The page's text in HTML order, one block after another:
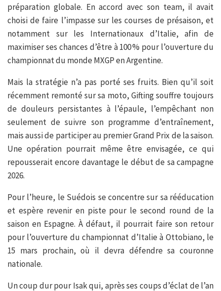
préparation globale. En accord avec son team, il avait
choisi de faire l’impasse sur les courses de présaison, et
notamment sur les Internationaux d’Italie, afin de
maximiser ses chances d’être à 100 % pour l’ouverture du
championnat du monde MXGP en Argentine.
Mais la stratégie n’a pas porté ses fruits. Bien qu’il soit
récemment remonté sur sa moto, Gifting souffre toujours
de douleurs persistantes à l’épaule, l’empêchant non
seulement de suivre son programme d’entraînement,
mais aussi de participer au premier Grand Prix de la saison.
Une opération pourrait même être envisagée, ce qui
repousserait encore davantage le début de sa campagne
2026.
Pour l’heure, le Suédois se concentre sur sa rééducation
et espère revenir en piste pour le second round de la
saison en Espagne. À défaut, il pourrait faire son retour
pour l’ouverture du championnat d’Italie à Ottobiano, le
15 mars prochain, où il devra défendre sa couronne
nationale.
Un coup dur pour Isak qui, après ses coups d’éclat de l’an